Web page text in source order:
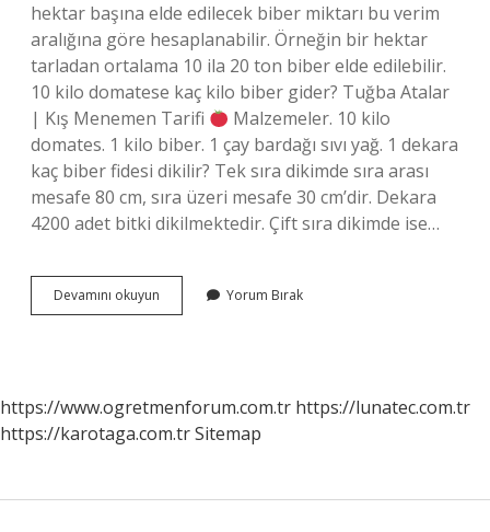
hektar başına elde edilecek biber miktarı bu verim
aralığına göre hesaplanabilir. Örneğin bir hektar
tarladan ortalama 10 ila 20 ton biber elde edilebilir.
10 kilo domatese kaç kilo biber gider? Tuğba Atalar
| Kış Menemen Tarifi
Malzemeler. 10 kilo
domates. 1 kilo biber. 1 çay bardağı sıvı yağ. 1 dekara
kaç biber fidesi dikilir? Tek sıra dikimde sıra arası
mesafe 80 cm, sıra üzeri mesafe 30 cm’dir. Dekara
4200 adet bitki dikilmektedir. Çift sıra dikimde ise…
Devamını okuyun
Kök
Yorum Bırak
https://www.ogretmenforum.com.tr https://lunatec.com.tr
https://karotaga.com.trSitemap